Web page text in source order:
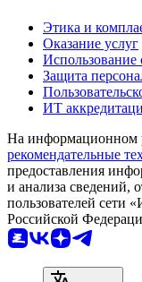
Этика и
Оказание услуг
Использование
Защита
ИТ
На информационном
рекомендательные
предоставления
и анализа сведений,
пользователей сети
Российской